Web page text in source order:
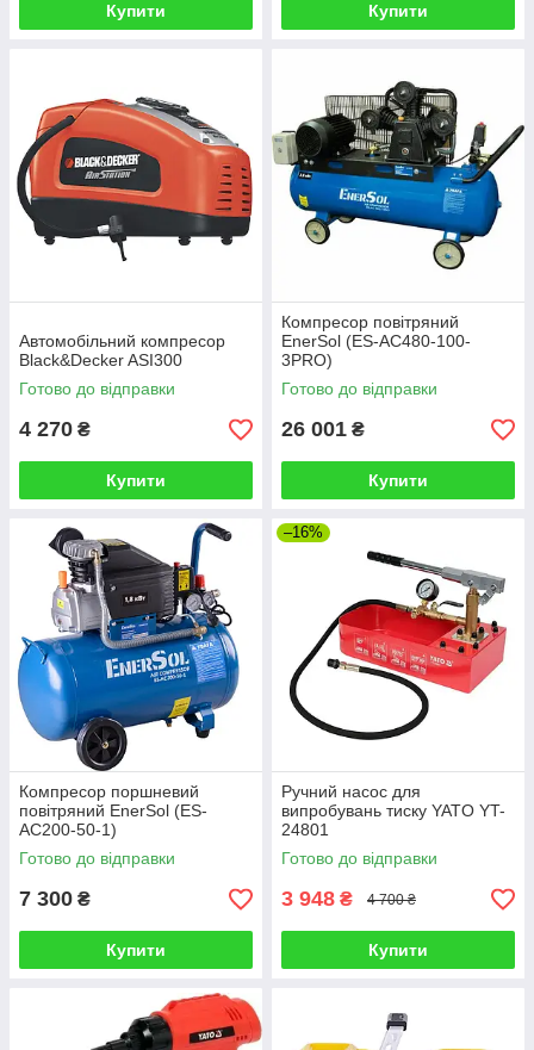
Купити Купити
Автомобільний компресор
Black&Decker ASI300
Готово до відправки
4 270 ₴
Купити
Компресор повітряний
EnerSol (ES-AC480-100-
3PRO)
Готово до відправки
26 001 ₴
Купити
Компресор поршневий
повітряний EnerSol (ES-
АС200-50-1)
Готово до відправки
7 300 ₴
Купити
–16%
Ручний насос для
випробувань тиску YATO YT-
24801
Готово до відправки
3 948 ₴ 4 700 ₴
Купити